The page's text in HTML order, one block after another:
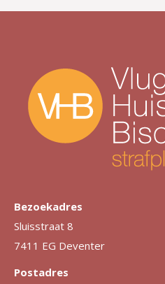
Bezoekadres
Sluisstraat 8
7411 EG Deventer
Postadres